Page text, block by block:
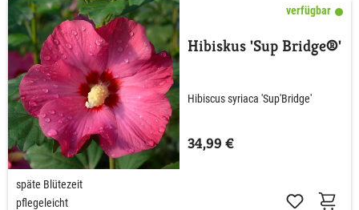
verfügbar
Hibiskus 'Sup Bridge®'
Hibiscus syriaca 'Sup'Bridge'
34,99 €
späte Blütezeit
pflegeleicht